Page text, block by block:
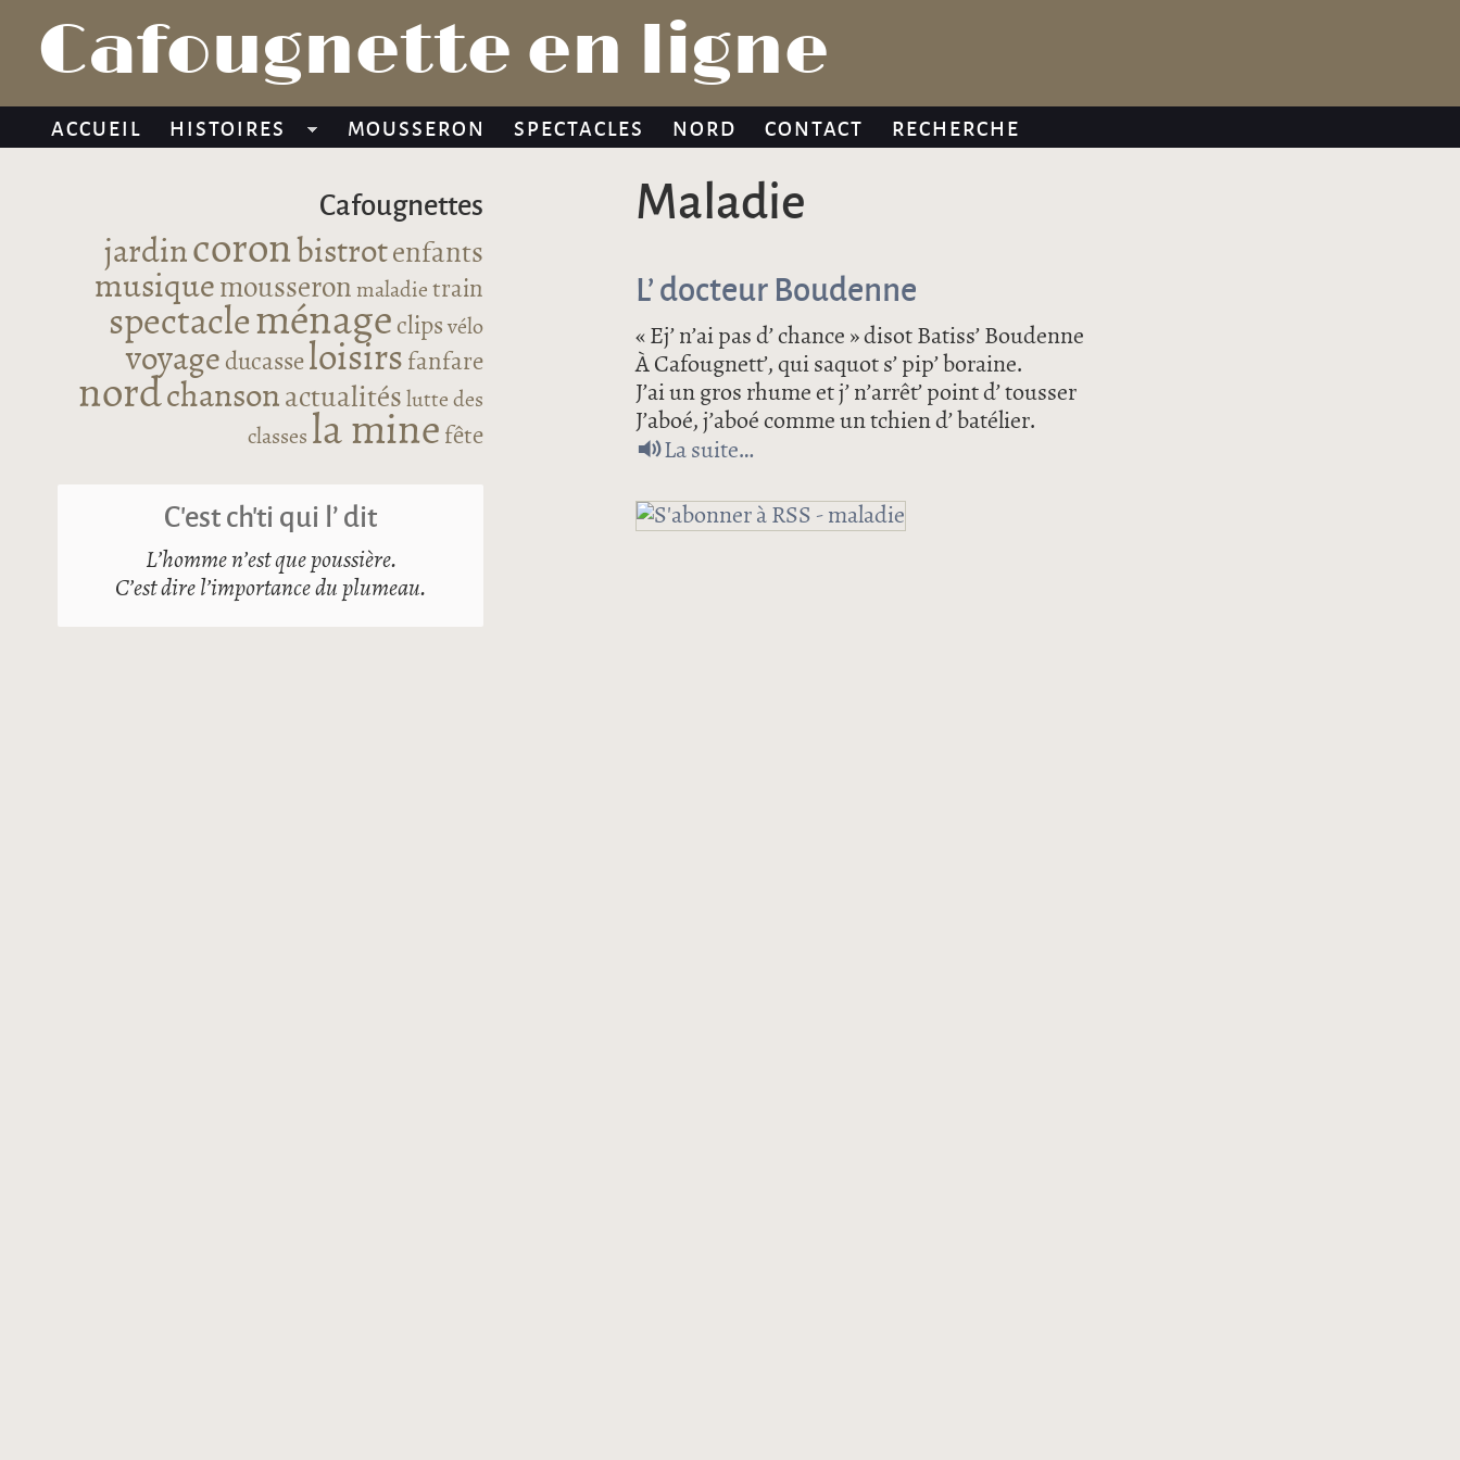
Jump to navigation
Cafougnette en ligne
ACCUEIL HISTOIRES MOUSSERON SPECTACLES NORD CONTACT RECHERCHE
maladie
L’ docteur Boudenne
« Ej’ n’ai pas d’ chance » disot Batiss’ Boudenne
À Cafougnett’, qui saquot s’ pip’ boraine.
J’ai un gros rhume et j’ n’arrêt’ point d’ tousser
J’aboé, j’aboé comme un tchien d’ batélier.
La suitede L’ docteur Boudenne
Cafougnettes
jardincoron bistrotenfants
musiquemousseron maladie train
spectacleménage clips vélo
voyage ducasseloisirs fanfare
nordchansonactualités lutte des
classes la mine fête
C’est ch’ti qui l’ dit
L’homme n’est que poussière.
C’est dire l’importance du plumeau.